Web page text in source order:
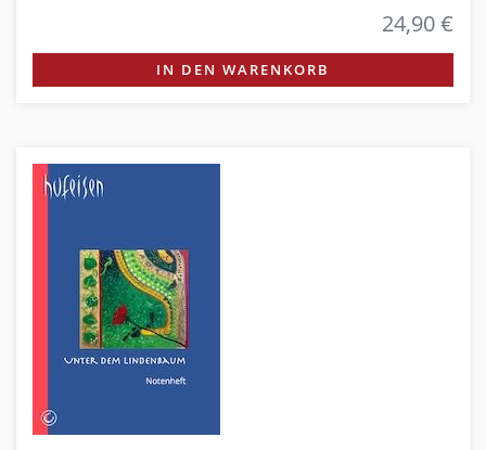
24,90 €
IN DEN WARENKORB